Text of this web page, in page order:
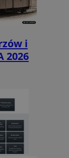
i
2026